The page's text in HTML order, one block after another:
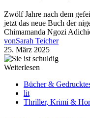
Zwölf Jahre nach dem
jetzt das neue Buch der
Chimamanda Ngozi
vonSarah Teicher
25. März 2025
Weiterlesen
Bücher &
lit
Thriller, Krimi &